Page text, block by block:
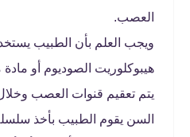
العصب.
ويجب العلم بأن الطبيب
هيبوكلوريت الصوديوم أو
يتم تعقيم قنوات العصب
السن يقوم الطبيب بأخذ